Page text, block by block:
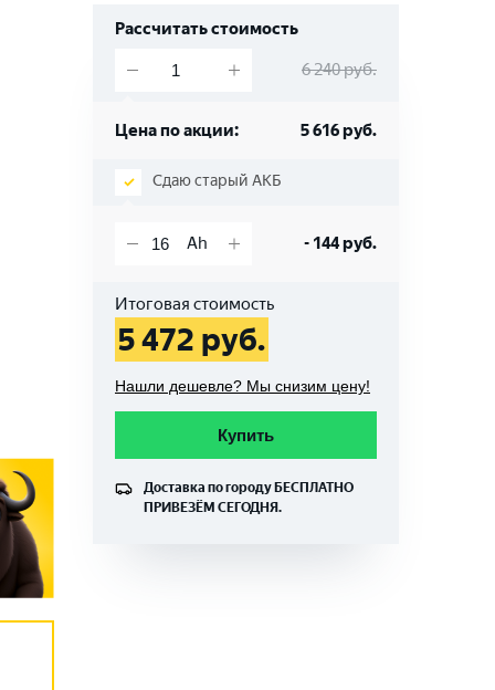
Рассчитать стоимость
6 240руб.
Цена по акции: 5 616руб.
Сдаю старый АКБ
- 144руб.
Итоговая стоимость
5 472 руб.
Нашли дешевле? Мы снизим цену!
Купить
Доставка по городу БЕСПЛАТНО
ПРИВЕЗЁМ СЕГОДНЯ.